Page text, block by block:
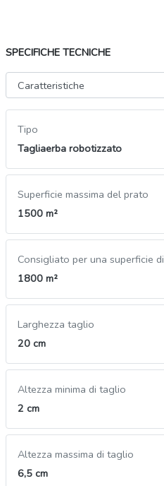
SPECIFICHE TECNICHE
Tipo
Tagliaerba robotizzato
Superficie massima del prato
1500 m²
Consigliato per una superficie di
1800 m²
Larghezza taglio
20 cm
Altezza minima di taglio
2 cm
Altezza massima di taglio
6,5 cm